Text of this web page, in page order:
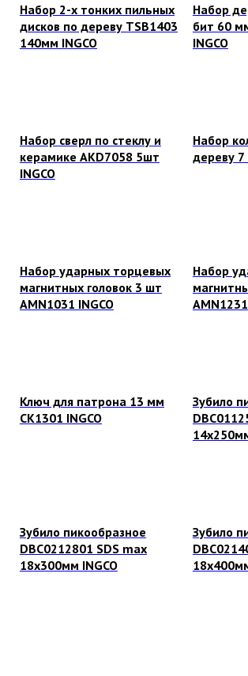
Набор 2-х тонких пильных
дисков по дереву TSB1403
140мм INGCO
Набор
бит 60
INGCO
Набор сверл по стеклу и
керамике AKD7058 5шт
INGCO
Набор
дереву 7
Набор ударных торцевых
магнитных головок 3 шт
AMN1031 INGCO
Набор
Ключ для патрона 13 мм
CK1301 INGCO
Зубило
Зубило пикообразное
DBC0212801 SDS max
18х300мм INGCO
Зубило